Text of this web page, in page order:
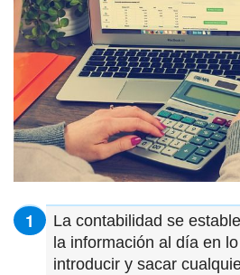
La contabilidad se
la información al día en
introducir y sacar